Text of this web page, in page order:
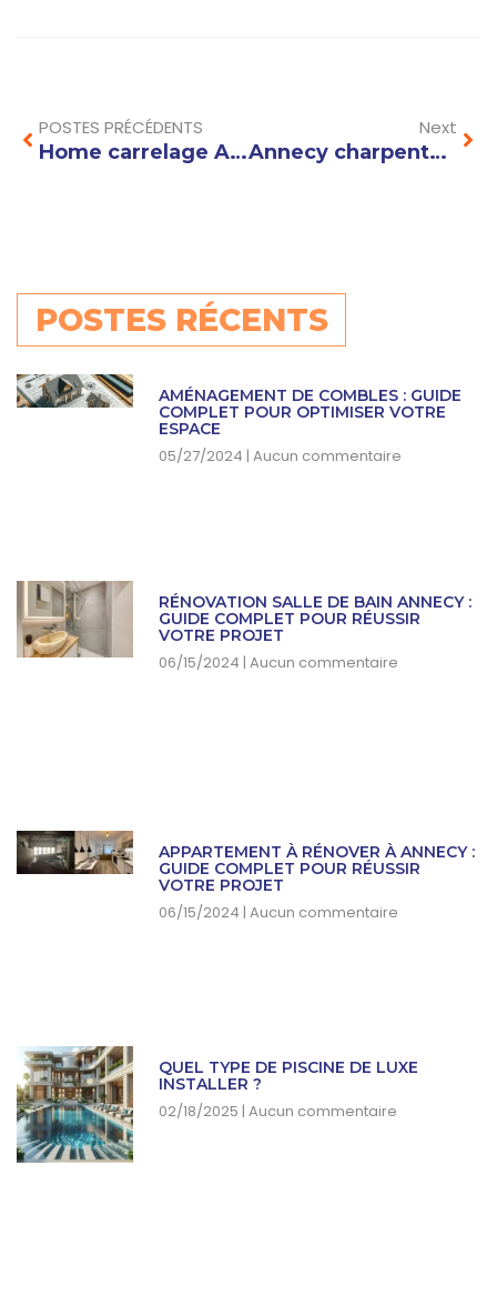
POSTES PRÉCÉDENTS
Home carrelage Annecy : idées et inspirations pour une rénovation réussie
Next
Annecy charpente : techniques modernes pour une toiture durable
POSTES RÉCENTS
AMÉNAGEMENT DE COMBLES : GUIDE
COMPLET POUR OPTIMISER VOTRE
ESPACE
05/27/2024 Aucun commentaire
RÉNOVATION SALLE DE BAIN ANNECY :
GUIDE COMPLET POUR RÉUSSIR
VOTRE PROJET
06/15/2024 Aucun commentaire
APPARTEMENT À RÉNOVER À ANNECY :
GUIDE COMPLET POUR RÉUSSIR
VOTRE PROJET
06/15/2024 Aucun commentaire
QUEL TYPE DE PISCINE DE LUXE
INSTALLER ?
02/18/2025 Aucun commentaire